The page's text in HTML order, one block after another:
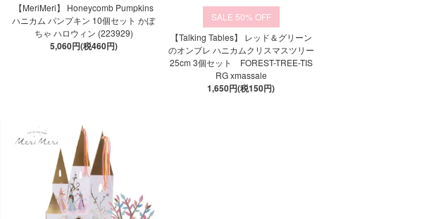
【MeriMeri】 Honeycomb Pumpkins
ハニカム パンプキン 10個セット かぼ
ちゃ ハロウィン (223929)
5,060円(税460円)
50%
【Talking Tables】 レッド＆グリーン
のオンブレ ハニカムクリスマスツリー
25cm 3個セット FOREST-TREE-TIS
RG xmassale
1,650円(税150円)